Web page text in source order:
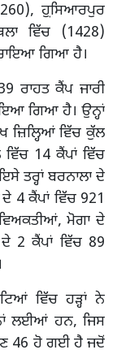
ਹੁਸਿ਼ਆਰਪੁਰ
ਵਿੱਚ (1428)
ਗਿਆ ਹੈ।
ਰਾਹਤ ਕੈਂਪ ਜਾਰੀ
ਗਿਆ ਹੈ। ਉਨ੍ਹਾਂ
ਜ਼ਿਲ੍ਹਿਆਂ ਵਿੱਚ ਕੁੱਲ
ਵਿੱਚ 14 ਕੈਂਪਾਂ ਵਿੱਚ
ਤਰ੍ਹਾਂ ਬਰਨਾਲਾ ਦੇ
4 ਕੈਂਪਾਂ ਵਿੱਚ 921
ਮੋਗਾ ਦੇ
2 ਕੈਂਪਾਂ ਵਿੱਚ 89
ਵਿੱਚ ਹੜ੍ਹਾਂ ਨੇ
ਲਈਆਂ ਹਨ, ਜਿਸ
46 ਹੋ ਗਈ ਹੈ ਜਦੋਂ